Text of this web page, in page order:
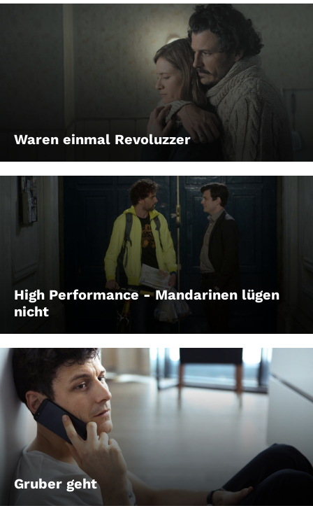
Waren einmal Revoluzzer
High Performance - Mandarinen lügen
nicht
Gruber geht